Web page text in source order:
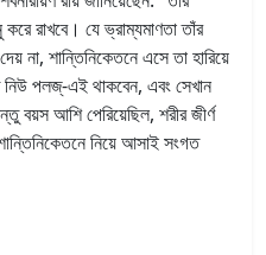
রাখবে। যে ভ্রাম্যমাণতা তাঁর
না, শান্তিনিকেতনে এসে তা হারিয়ে
নিউ পলজ্‌-এই থাকবেন, এবং সেখান
বয়স আশি পেরিয়েছিল, শরীর জীর্ণ
নিয়ে আসাই সংগত